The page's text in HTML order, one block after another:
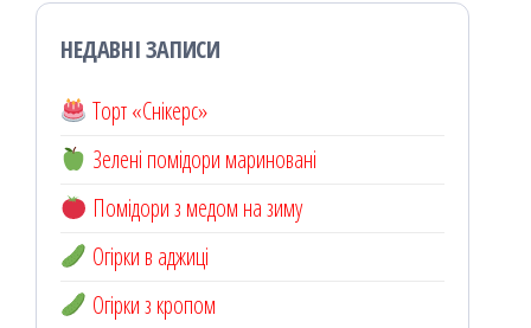
НЕДАВНІ ЗАПИСИ
Торт «Снікерс»
Зелені помідори мариновані
Помідори з медом на зиму
Огірки в аджиці
Огірки з кропом